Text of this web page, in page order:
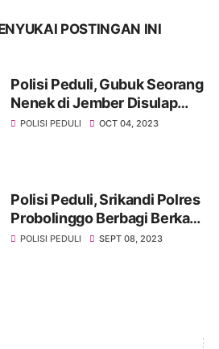
POSTINGAN INI
Polisi Peduli, Gubuk Seorang
Nenek di Jember Disulap
Jadi Rumah Layak Huni
POLISI PEDULI OCT 04, 2023
Polisi Peduli, Srikandi Polres
Probolinggo Berbagi Berkah
untuk Pemulung
POLISI PEDULI SEPT 08, 2023